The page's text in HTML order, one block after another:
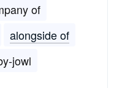
of
alongside of
jowl